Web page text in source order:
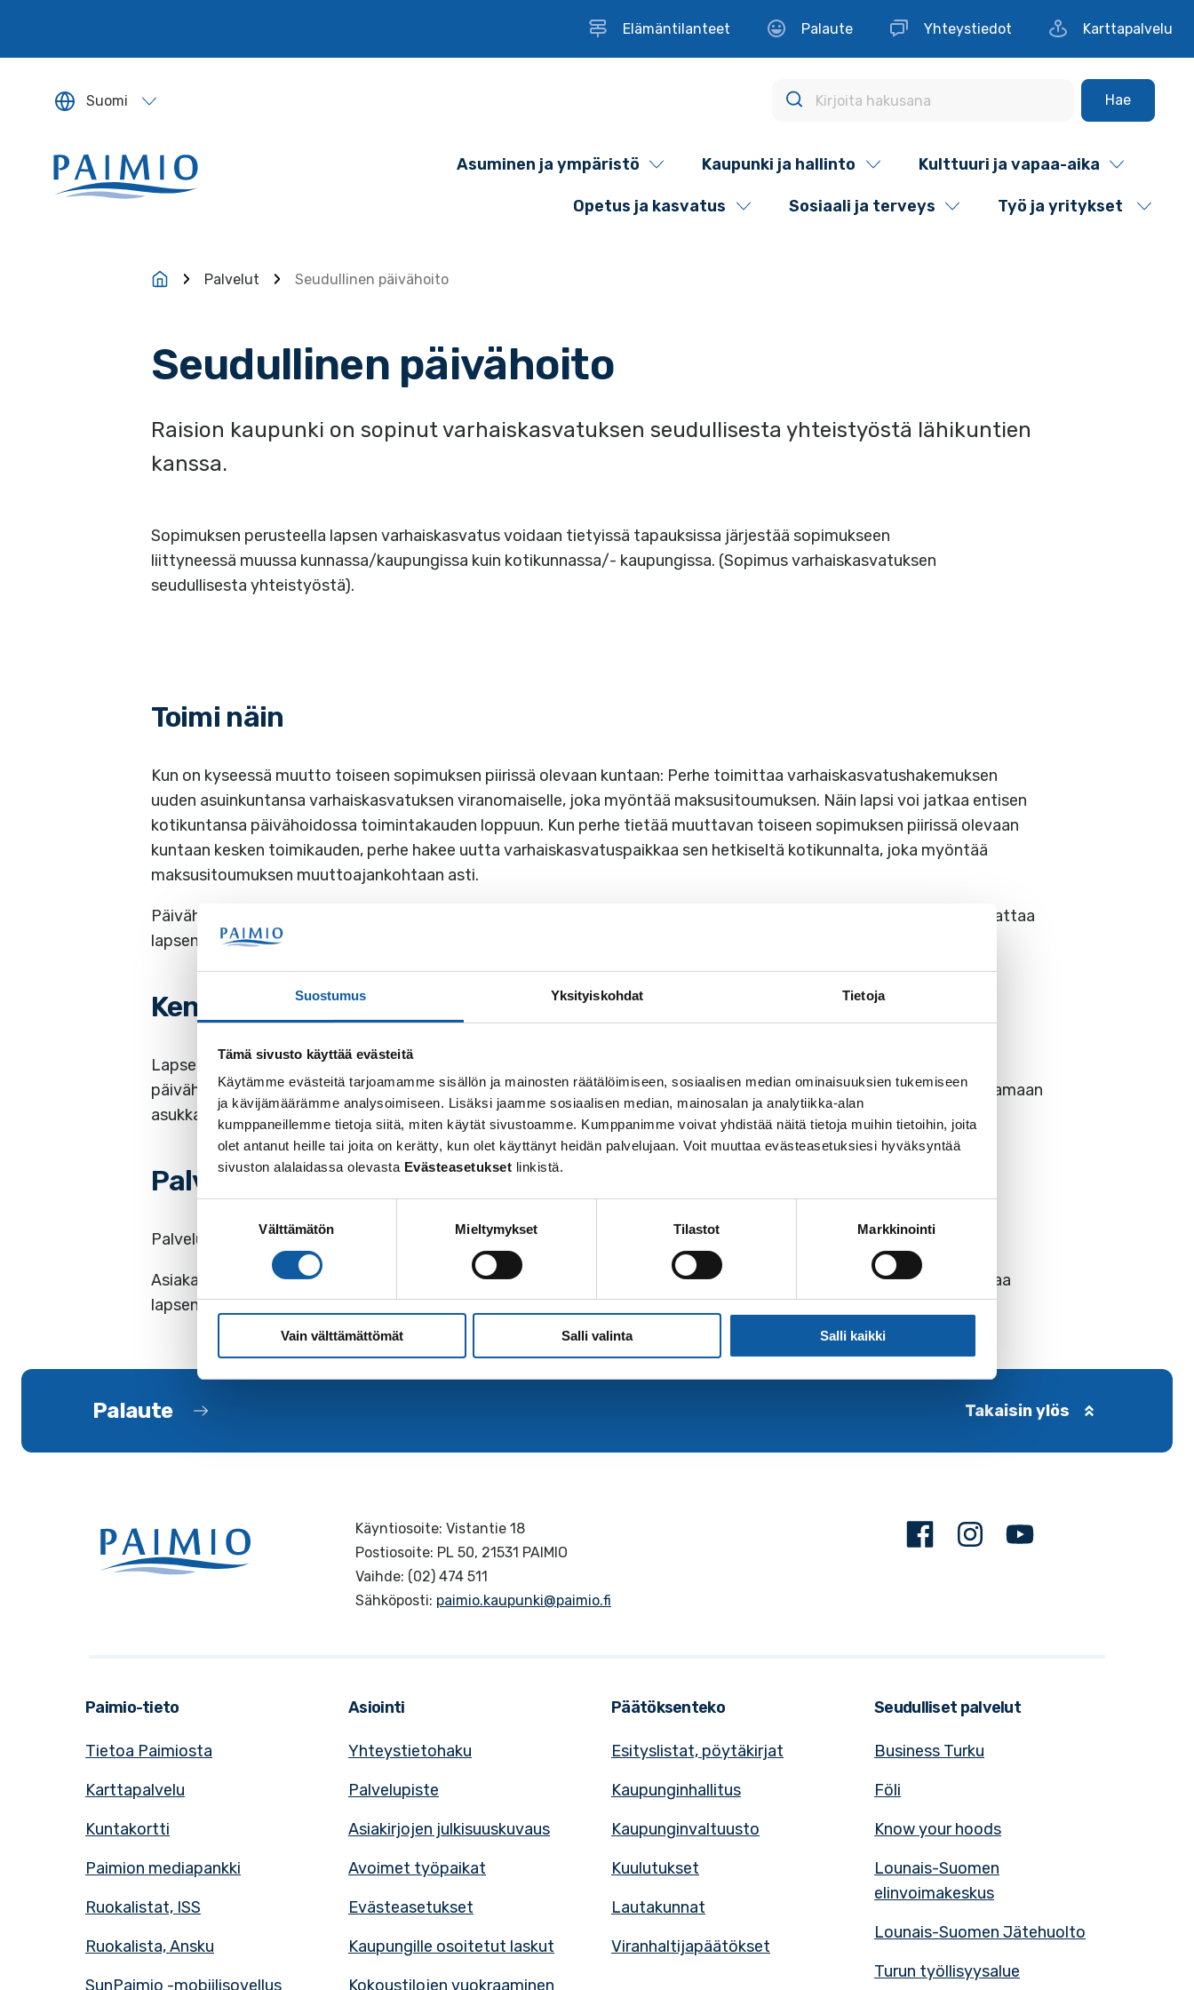
Suostumus Yksityiskohdat Tietoja
Tämä sivusto käyttää evästeitä
Käytämme evästeitä tarjoamamme sisällön ja mainosten räätälöimiseen, sosiaalisen median ominaisuuksien tukemiseen
ja kävijämäärämme analysoimiseen. Lisäksi jaamme sosiaalisen median, mainosalan ja analytiikka-alan
kumppaneillemme tietoja siitä, miten käytät sivustoamme. Kumppanimme voivat yhdistää näitä tietoja muihin tietoihin, joita
olet antanut heille tai joita on kerätty, kun olet käyttänyt heidän palvelujaan. Voit muuttaa evästeasetuksiesi hyväksyntää
sivuston alalaidassa olevasta Evästeasetukset linkistä.
Välttämätön Mieltymykset Tilastot Markkinointi
Vain välttämättömät Salli valinta Salli kaikki
Elämäntilanteet Palaute Yhteystiedot Karttapalvelu
Suomi
Sivun kieleksi valitaan englanti.
Hae
Asuminen ja ympäristö Kaupunki ja hallinto Kulttuuri ja vapaa-aika
Opetus ja kasvatus Sosiaali ja terveys Työ ja yritykset
Palvelut Seudullinen päivähoito
Seudullinen päivähoito
Raision kaupunki on sopinut varhaiskasvatuksen seudullisesta yhteistyöstä lähikuntien
kanssa.
Sopimuksen perusteella lapsen varhaiskasvatus voidaan tietyissä tapauksissa järjestää sopimukseen
liittyneessä muussa kunnassa/kaupungissa kuin kotikunnassa/- kaupungissa. (Sopimus varhaiskasvatuksen
seudullisesta yhteistyöstä).
Toimi näin
Kun on kyseessä muutto toiseen sopimuksen piirissä olevaan kuntaan: Perhe toimittaa varhaiskasvatushakemuksen
uuden asuinkuntansa varhaiskasvatuksen viranomaiselle, joka myöntää maksusitoumuksen. Näin lapsi voi jatkaa entisen
kotikuntansa päivähoidossa toimintakauden loppuun. Kun perhe tietää muuttavan toiseen sopimuksen piirissä olevaan
kuntaan kesken toimikauden, perhe hakee uutta varhaiskasvatuspaikkaa sen hetkiseltä kotikunnalta, joka myöntää
maksusitoumuksen muuttoajankohtaan asti.
Päivähoitomaksupäätöksen tekee lapsen kotikunta, joka myös perii asetuksen mukaisen päivähoitomaksun ja noudattaa
lapsen kotikunnassa olevia maksukäytänteitä.
Kenelle ja millä ehdoin
Lapsen kotikunta antaa sovitun päivähoidon ajaksi maksusitoumuksen, mikäli myyvällä kunnalla on vapaita
päivähoitopaikkoja. Sopimus tehdään aina enintään toimikaudeksi kerrallaan. Kunta ei kuitenkaan ole velvollinen ostamaan
asukkailleen toisen kunnan palveluja.
Palvelun maksullisuus
Palvelu on maksullinen
Asiakasmaksupäätöksen tekee lapsen kotikunta, joka myös perii asetuksen mukaisen päivähoitomaksun ja noudattaa
lapsen kotikunnassa olevia maksukäytänteitä.
Palaute Takaisin ylös
Käyntiosoite: Vistantie 18
Postiosoite: PL 50, 21531 PAIMIO
Vaihde: (02) 474 511
Sähköposti: paimio.kaupunki@paimio.fi
FacebookInstagram
Paimio-tieto
Tietoa Paimiosta
Karttapalvelu
Kuntakortti
Paimion mediapankki
Ruokalistat, ISS
Ruokalista, Ansku
SunPaimio -mobiilisovellus
Asiointi
Yhteystietohaku
Palvelupiste
Asiakirjojen julkisuuskuvaus
Avoimet työpaikat
Evästeasetukset
Kaupungille osoitetut laskut
Kokoustilojen vuokraaminen
Päätöksenteko
Esityslistat, pöytäkirjat
Kaupunginhallitus
Kaupunginvaltuusto
Kuulutukset
Lautakunnat
Viranhaltijapäätökset
Seudulliset palvelut
Business Turku
Föli
Know your hoods
Lounais-Suomen
elinvoimakeskus
Lounais-Suomen Jätehuolto
Turun työllisyysalue